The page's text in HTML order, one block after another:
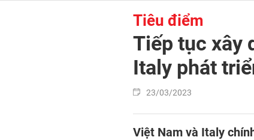
Tiêu điểm
Tiếp tục xây
Italy phát
23/03/2023
Việt Nam và Italy